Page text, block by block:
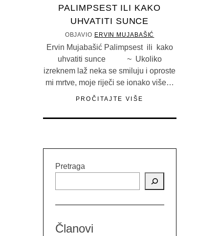
PALIMPSEST ILI KAKO
UHVATITI SUNCE
OBJAVIO ERVIN MUJABAŠIĆ
Ervin Mujabašić Palimpsest ili kako
uhvatiti sunce ~ Ukoliko
izreknem laž neka se smiluju i oproste
mi mrtve, moje riječi se ionako više…
PROČITAJTE VIŠE
Pretraga
Članovi